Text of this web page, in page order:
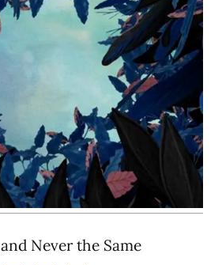
Never the Same